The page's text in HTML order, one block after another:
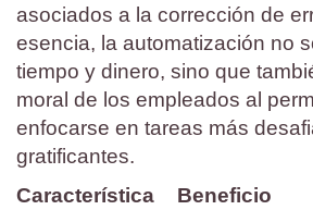
asociados a la corrección de
esencia, la automatización no
tiempo y dinero, sino que
moral de los empleados al
enfocarse en tareas más
gratificantes.
Característica
Beneficio